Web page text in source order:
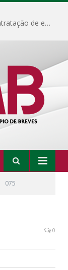
DISPENSA DE LICITAÇÃO Nº 003/2026 ( Contratação de empresa para fornecimento de gêneros alimentícios não perecíveis, materiais de expediente, descartáveis, copa e cozinha, para análise e posterior publicação.)
075
0